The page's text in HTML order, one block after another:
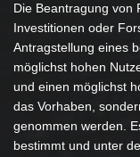
Die Beantragung von
Investitionen oder
Antragstellung eines
möglichst hohen
und einen möglichst
das Vorhaben,
genommen werden.
bestimmt und unter